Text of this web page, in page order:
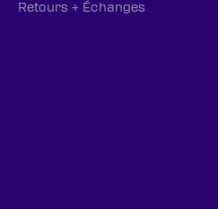
Retours + Échanges